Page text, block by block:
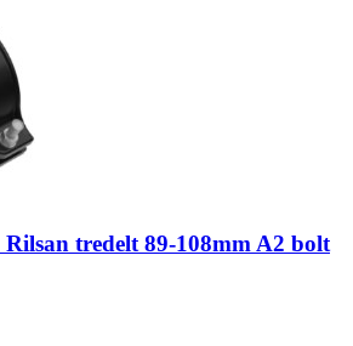
tredelt 89-108mm A2 bolt